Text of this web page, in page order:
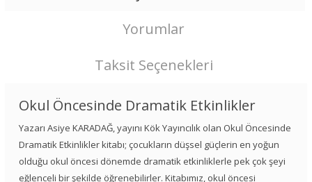
Yorumlar
Taksit Seçenekleri
Okul Öncesinde Dramatik Etkinlikler
Yazarı Asiye KARADAĞ, yayını Kök Yayıncılık olan Okul Öncesinde
Dramatik Etkinlikler kitabı; çocukların düşsel güçlerin en yoğun
olduğu okul öncesi dönemde dramatik etkinliklerle pek çok şeyi
eğlenceli bir şekilde öğrenebilirler. Kitabımız, okul öncesi